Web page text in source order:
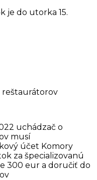
je do utorka 15.
reštaurátorov
uchádzač o
musí
účet Komory
za špecializovanú
300 eur a doručiť do